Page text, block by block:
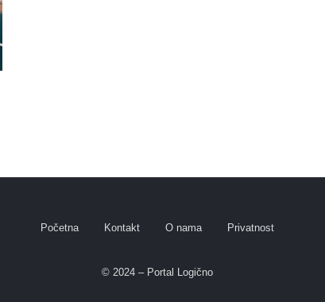
Početna Kontakt O nama Privatnost
© 2024 – Portal Logično